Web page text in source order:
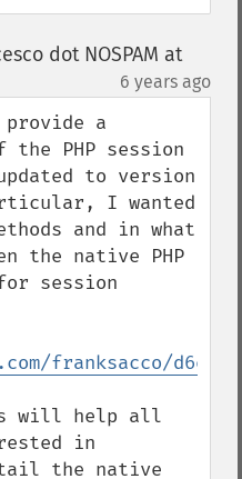
dot NOSPAM at
6 years ago
a
the PHP session
to version
I wanted
and in what
the native PHP
session
franksacco/
will help all
in
the native